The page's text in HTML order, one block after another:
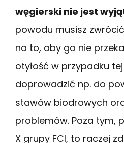
węgierski nie jest
powodu musisz
na to, aby go nie
otyłość w przypadku
doprowadzić np. do
stawów biodrowych
problemów. Poza tym,
X grupy FCI, to raczej